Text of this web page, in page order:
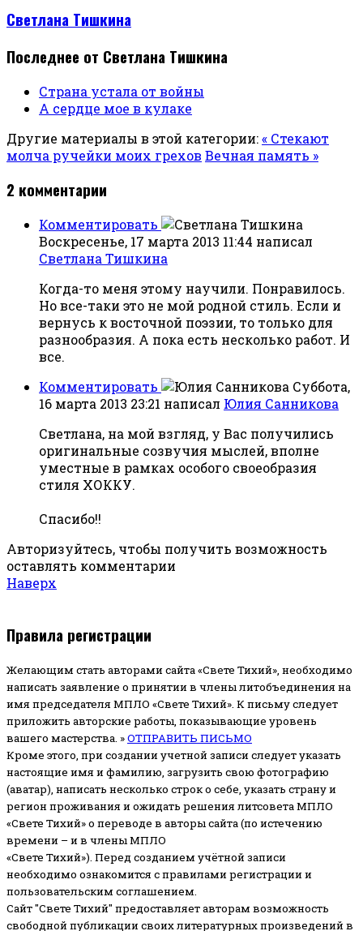
Светлана Тишкина
Последнее от Светлана Тишкина
Страна устала от войны
А сердце мое в кулаке
Другие материалы в этой категории:« Стекают
молча ручейки моих грехов Вечная память »
2 комментарии
Комментировать
Воскресенье, 17 марта 2013 11:44 написал
Светлана Тишкина
Когда-то меня этому научили. Понравилось.
Но все-таки это не мой родной стиль. Если и
вернусь к восточной поэзии, то только для
разнообразия. А пока есть несколько работ. И
все.
Комментировать
Суббота,
16 марта 2013 23:21 написал Юлия Санникова
Светлана, на мой взгляд, у Вас получились
оригинальные созвучия мыслей, вполне
уместные в рамках особого своеобразия
стиля ХОККУ.
Спасибо!!
Авторизуйтесь, чтобы получить возможность
оставлять комментарии
Наверх
Правила регистрации
Желающим стать авторами сайта «Свете Тихий», необходимо
написать заявление о принятии в члены литобъединения на
имя председателя МПЛО «Свете Тихий». К письму следует
приложить авторские работы, показывающие уровень
вашего мастерства. »ОТПРАВИТЬ ПИСЬМО
Кроме этого, при создании учетной записи следует указать
настоящие имя и фамилию, загрузить свою фотографию
(аватар), написать несколько строк о себе, указать страну и
регион проживания и ожидать решения литсовета МПЛО
«Свете Тихий» о переводе в авторы сайта (по истечению
времени – и в члены МПЛО
«Свете Тихий»). Перед созданием учётной записи
необходимо ознакомится с правилами регистрации и
пользовательским соглашением.
Сайт "Свете Тихий" предоставляет авторам возможность
свободной публикации своих литературных произведений в